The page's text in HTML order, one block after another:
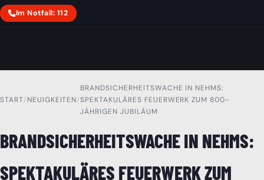
Zum
Inhalt
Im Notfall: 112
EINSATZABTEILUNG
START/NEUIGKEITEN/
BRANDSICHERHEITSWACHE IN NEHMS:
SPEKTAKULÄRES FEUERWERK ZUM 800-
JÄHRIGEN JUBILÄUM
BRANDSICHERHEITSWACHE IN NEHMS:
SPEKTAKULÄRES FEUERWERK ZUM